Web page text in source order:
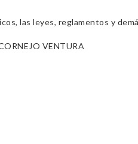
las leyes, reglamentos y
VENTURA